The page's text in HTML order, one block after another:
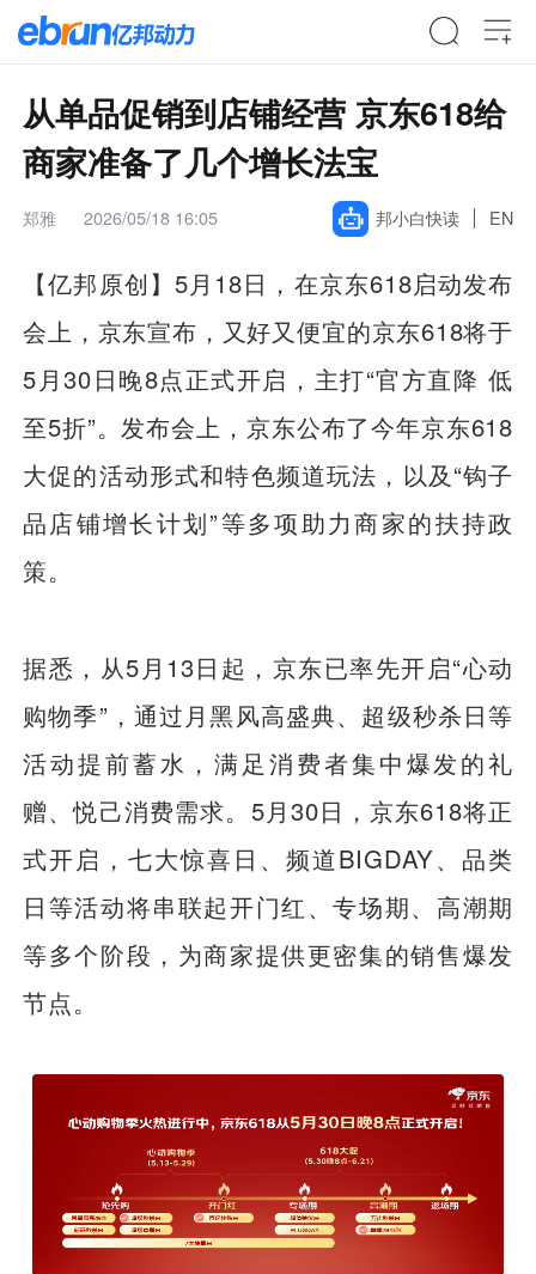
从单品促销到店铺经营 京东618给
商家准备了几个增长法宝
郑雅 2026/05/18 16:05 邦小白快读 EN
【亿邦原创】5月18日，在京东618启动发布
会上，京东宣布，又好又便宜的京东618将于
5月30日晚8点正式开启，主打“官方直降 低
至5折”。发布会上，京东公布了今年京东618
大促的活动形式和特色频道玩法，以及“钩子
品店铺增长计划”等多项助力商家的扶持政
策。
据悉，从5月13日起，京东已率先开启“心动
购物季”，通过月黑风高盛典、超级秒杀日等
活动提前蓄水，满足消费者集中爆发的礼
赠、悦己消费需求。5月30日，京东618将正
式开启，七大惊喜日、频道BIGDAY、品类
日等活动将串联起开门红、专场期、高潮期
等多个阶段，为商家提供更密集的销售爆发
节点。